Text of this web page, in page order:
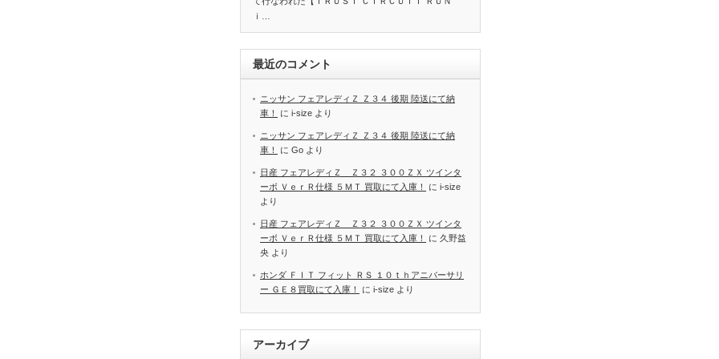
ｉ…
最近のコメント
ニッサン フェアレディＺ Ｚ３４ 後期 陸送にて納
車！
に i-size より
ニッサン フェアレディＺ Ｚ３４ 後期 陸送にて納
車！
に Go より
日産 フェアレディＺ Ｚ３２ ３００ＺＸ ツインタ
ーボ ＶｅｒＲ仕様 ５ＭＴ 買取にて入庫！
に i-size
より
日産 フェアレディＺ Ｚ３２ ３００ＺＸ ツインタ
ーボ ＶｅｒＲ仕様 ５ＭＴ 買取にて入庫！
に 久野益
央 より
ホンダ ＦＩＴ フィット ＲＳ １０ｔｈアニバーサリ
ー ＧＥ８買取にて入庫！
に i-size より
アーカイブ